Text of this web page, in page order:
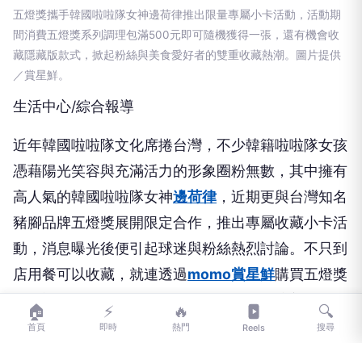
五燈獎攜手韓國啦啦隊女神邊荷律推出限量專屬小卡活動，活動期
間消費五燈獎系列調理包滿500元即可隨機獲得一張，還有機會收
藏隱藏版款式，掀起粉絲與美食愛好者的雙重收藏熱潮。圖片提供
／賞星鮮。
生活中心/綜合報導
近年韓國啦啦隊文化席捲台灣，不少韓籍啦啦隊女孩
憑藉陽光笑容與充滿活力的形象圈粉無數，其中擁有
高人氣的韓國啦啦隊女神邊荷律，近期更與台灣知名
豬腳品牌五燈獎展開限定合作，推出專屬收藏小卡活
動，消息曝光後便引起球迷與粉絲熱烈討論。不只到
店用餐可以收藏，就連透過momo賞星鮮購買五燈獎
人氣調理包，也能獲得限量邊荷律小卡，讓美食與偶
像魅力一次滿足。
🏠
首頁
⚡
即時
🔥
熱門 Reels
🔍
搜尋